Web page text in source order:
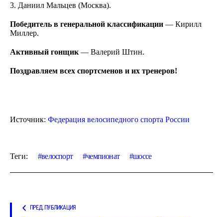
3. Даниил Мальцев (Москва).
Победитель в генеральной классификации — Кирилл
Миллер.
Активный гонщик — Валерий Штин.
Поздравляем всех спортсменов и их тренеров!
Источник: Федерация велосипедного спорта России
Теги: велоспорт чемпионат шоссе
ПРЕД. ПУБЛИКАЦИЯ